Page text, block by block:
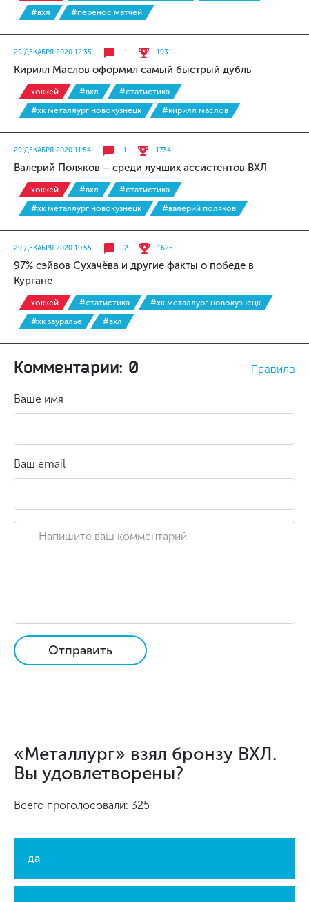
#вхл
#перенос матчей
29 ДЕКАБРЯ 2020 12:35 1 1931
Кирилл Маслов оформил самый быстрый дубль
хоккей #вхл
#статистика
#хк металлург новокузнецк
#кирилл маслов
29 ДЕКАБРЯ 2020 11:54 1 1734
Валерий Поляков – среди лучших ассистентов ВХЛ
хоккей #вхл
#статистика
#хк металлург новокузнецк
#валерий поляков
29 ДЕКАБРЯ 2020 10:55 2 1625
97% сэйвов Сухачёва и другие факты о победе в
Кургане
хоккей #статистика
#хк металлург новокузнецк
#хк зауралье
#вхл
Комментарии: 0 Правила
Ваше имя
Ваш email
Отправить
«Металлург» взял бронзу ВХЛ.
Вы удовлетворены?
Всего проголосовали: 325
да